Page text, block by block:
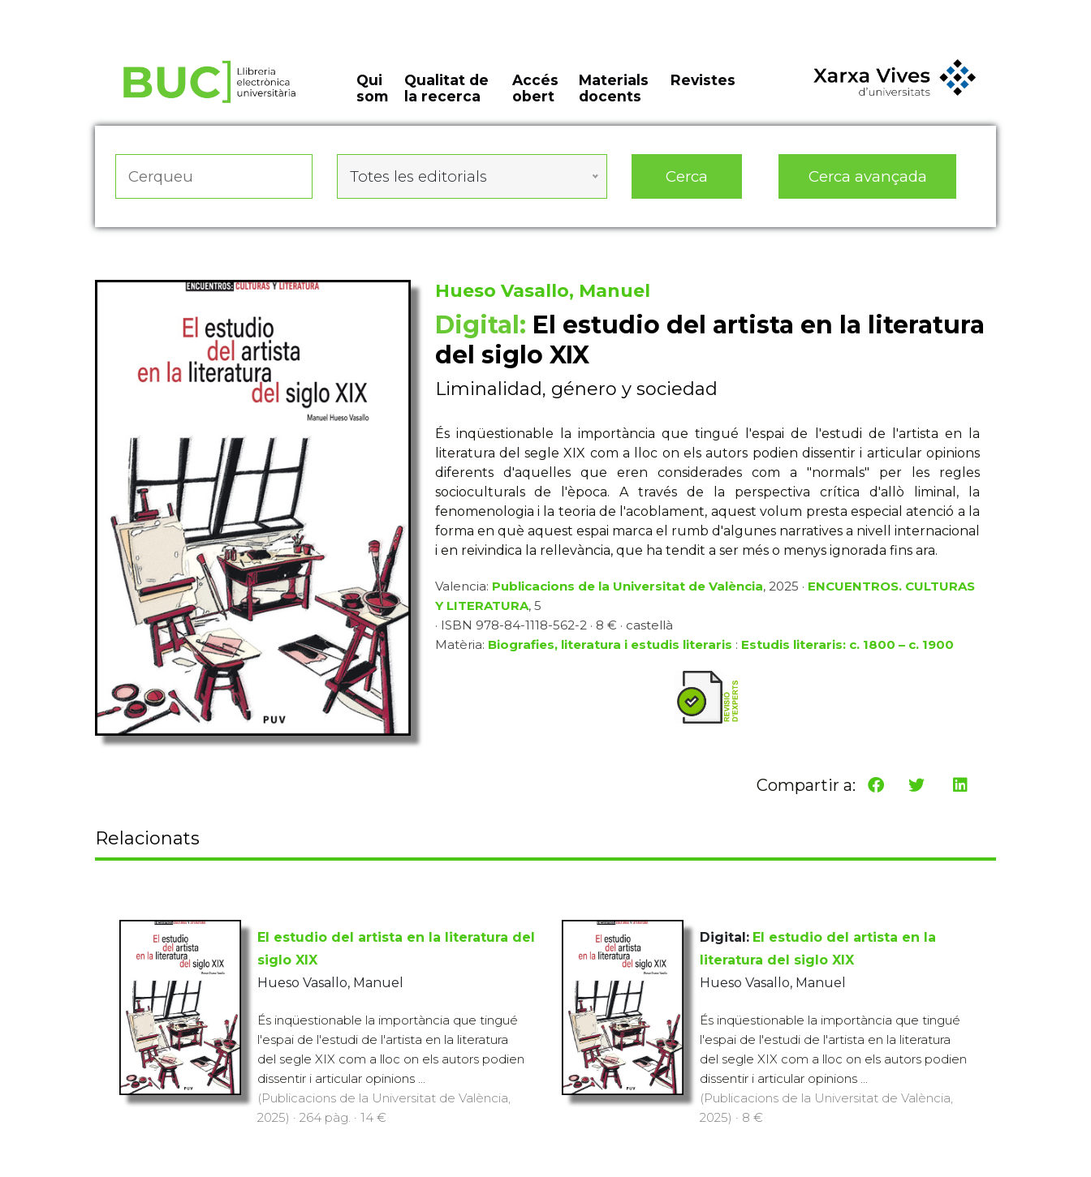
Qui
som
Qualitat de
la recerca
Accés
obert
Materials
docents
Revistes
Totes les editorials Cerca Cerca avançada
Hueso Vasallo, Manuel
Digital: El estudio del artista en la literatura
del siglo XIX
Liminalidad, género y sociedad
És inqüestionable la importància que tingué l'espai de l'estudi de l'artista en la
literatura del segle XIX com a lloc on els autors podien dissentir i articular opinions
diferents d'aquelles que eren considerades com a "normals" per les regles
socioculturals de l'època. A través de la perspectiva crítica d'allò liminal, la
fenomenologia i la teoria de l'acoblament, aquest volum presta especial atenció a la
forma en què aquest espai marca el rumb d'algunes narratives a nivell internacional
i en reivindica la rellevància, que ha tendit a ser més o menys ignorada fins ara.
Valencia: Publicacions de la Universitat de València, 2025 · ENCUENTROS. CULTURAS
Y LITERATURA, 5
· ISBN 978-84-1118-562-2 · 8 € · castellà
Matèria: Biografies, literatura i estudis literaris : Estudis literaris: c. 1800 – c. 1900
Compartir a:
Relacionats
El estudio del artista en la literatura del
siglo XIX
Hueso Vasallo, Manuel
És inqüestionable la importància que tingué
l'espai de l'estudi de l'artista en la literatura
del segle XIX com a lloc on els autors podien
dissentir i articular opinions ...
(Publicacions de la Universitat de València,
2025) · 264 pàg. · 14 €
Digital: El estudio del artista en la
literatura del siglo XIX
Hueso Vasallo, Manuel
És inqüestionable la importància que tingué
l'espai de l'estudi de l'artista en la literatura
del segle XIX com a lloc on els autors podien
dissentir i articular opinions ...
(Publicacions de la Universitat de València,
2025) · 8 €